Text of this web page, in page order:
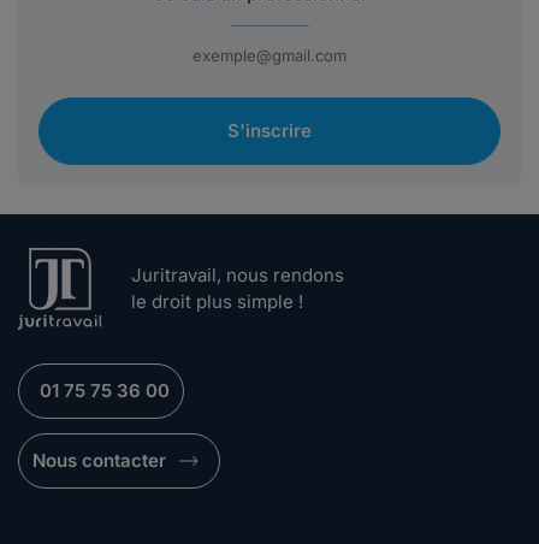
S'inscrire
Juritravail, nous rendons
le droit plus simple !
01 75 75 36 00
Nous contacter